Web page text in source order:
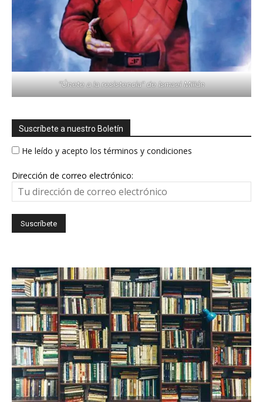
"Únete a la resistencia" de Ismael Millán
Suscríbete a nuestro Boletín
He leído y acepto los términos y condiciones
Dirección de correo electrónico: